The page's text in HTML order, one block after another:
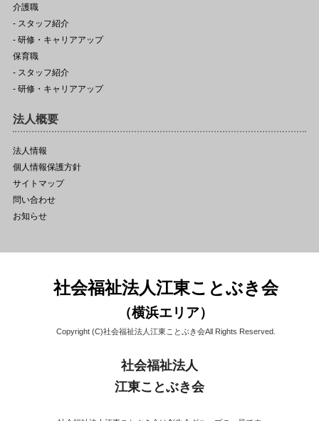
介護職
- スタッフ紹介
- 研修・キャリアアップ
保育職
- スタッフ紹介
- 研修・キャリアアップ
法人概要
法人情報
個人情報保護方針
サイトマップ
問い合わせ
お知らせ
社会福祉法人江東ことぶき会
（横浜エリア）
Copyright (C)社会福祉法人江東ことぶき会All Rights Reserved.
社会福祉法人
江東ことぶき会